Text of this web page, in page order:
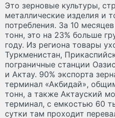
Это зерновые культуры,
металлические изделия и
потребления. За 10
тонн, это на 23% больше
году. Из региона товары
Туркменистан,
пограничные станции
и Актау. 90% экспорта
терминал «Акбидай»,
тонн, а также Актауский
терминал, с емкостью 60
сутки там проходит